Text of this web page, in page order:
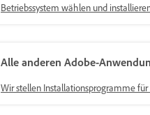
Betriebssystem wählen und
Alle anderen Adobe-
Wir stellen Installationsprogramme